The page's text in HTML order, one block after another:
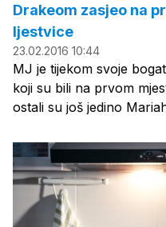
Drakeom zasjeo na
ljestvice
23.02.2016 10:44
MJ je tijekom svoje
koji su bili na prvom
ostali su još jedino